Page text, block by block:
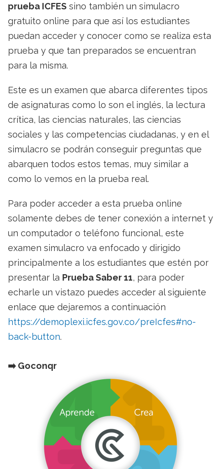
prueba ICFES sino también un simulacro
gratuito online para que así los estudiantes
puedan acceder y conocer como se realiza esta
prueba y que tan preparados se encuentran
para la misma.
Este es un examen que abarca diferentes tipos
de asignaturas como lo son el inglés, la lectura
crítica, las ciencias naturales, las ciencias
sociales y las competencias ciudadanas, y en el
simulacro se podrán conseguir preguntas que
abarquen todos estos temas, muy similar a
como lo vemos en la prueba real.
Para poder acceder a esta prueba online
solamente debes de tener conexión a internet y
un computador o teléfono funcional, este
examen simulacro va enfocado y dirigido
principalmente a los estudiantes que estén por
presentar la Prueba Saber 11, para poder
echarle un vistazo puedes acceder al siguiente
enlace que dejaremos a continuación
https://demoplexi.icfes.gov.co/preIcfes#no-
back-button.
➡️​ Goconqr